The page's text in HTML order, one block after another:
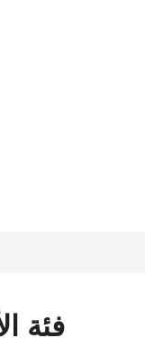
فئة